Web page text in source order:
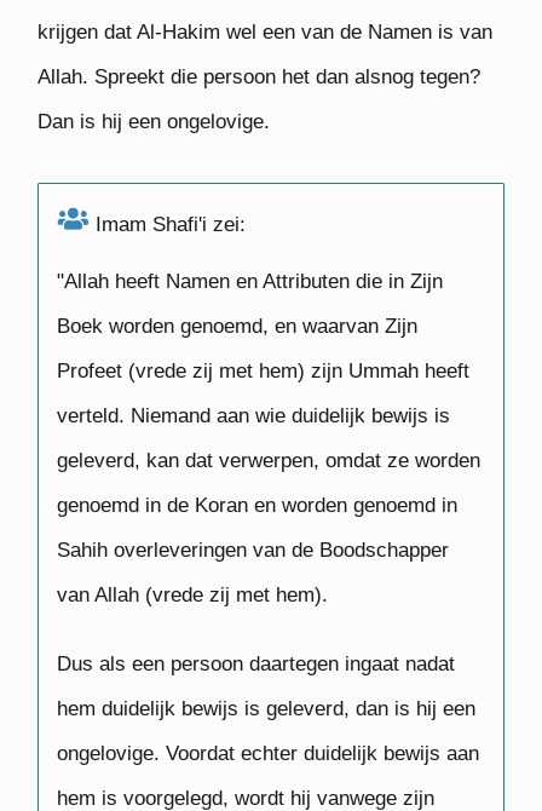
krijgen dat Al-Hakim wel een van de Namen is van
Allah. Spreekt die persoon het dan alsnog tegen?
Dan is hij een ongelovige.
Imam Shafi'i zei:
"Allah heeft Namen en Attributen die in Zijn
Boek worden genoemd, en waarvan Zijn
Profeet (vrede zij met hem) zijn Ummah heeft
verteld. Niemand aan wie duidelijk bewijs is
geleverd, kan dat verwerpen, omdat ze worden
genoemd in de Koran en worden genoemd in
Sahih overleveringen van de Boodschapper
van Allah (vrede zij met hem).
Dus als een persoon daartegen ingaat nadat
hem duidelijk bewijs is geleverd, dan is hij een
ongelovige. Voordat echter duidelijk bewijs aan
hem is voorgelegd, wordt hij vanwege zijn